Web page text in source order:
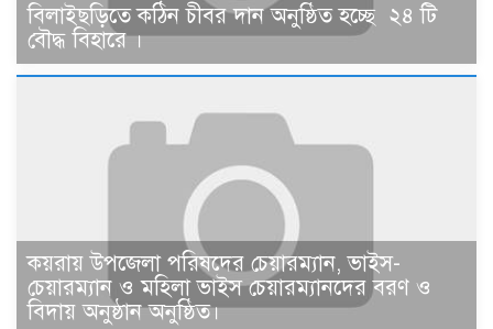
বিলাইছড়িতে কঠিন চীবর দান অনুষ্ঠিত হচ্ছে ২৪ টি
বৌদ্ধ বিহারে ।
কয়রায় উপজেলা পরিষদের চেয়ারম্যান, ভাইস-
চেয়ারম্যান ও মহিলা ভাইস চেয়ারম্যানদের বরণ ও
বিদায় অনুষ্ঠান অনুষ্ঠিত।